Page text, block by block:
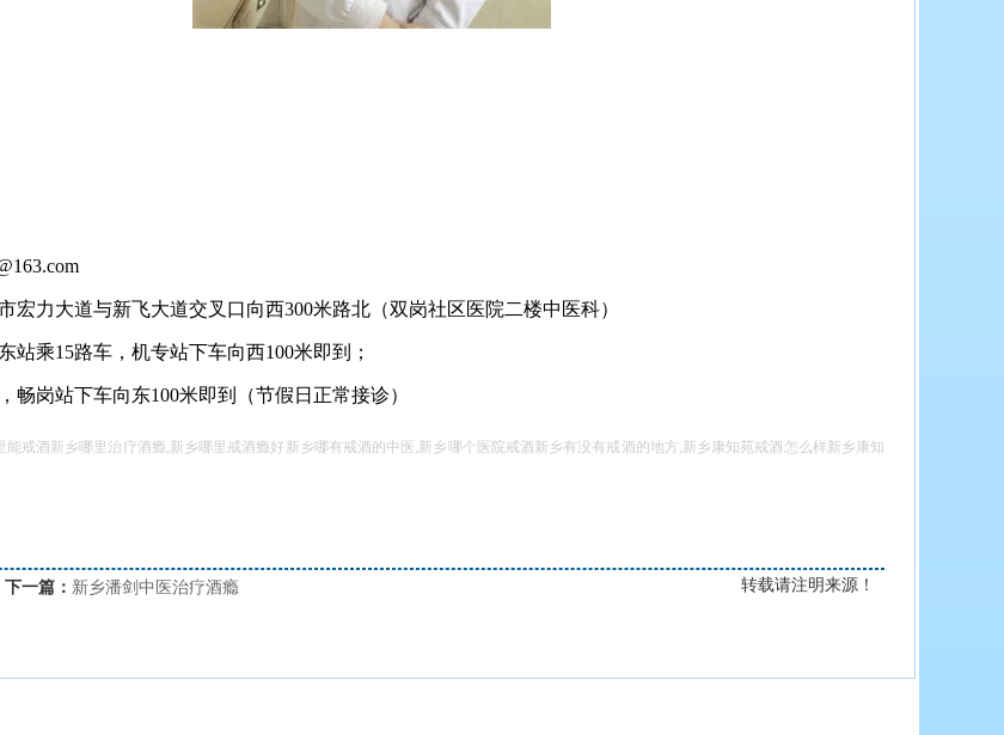
力大道与新飞大道交叉口向西300米路北（双岗社区医院二楼中医科）
站乘15路车，机专站下车向西100米即到；
畅岗站下车向东100米即到（节假日正常接诊）
能戒酒新乡哪里治疗酒瘾,新乡哪里戒酒瘾好新乡哪有戒酒的中医,新乡哪个医院戒酒新乡有没有戒酒的地方,新乡康知苑戒酒怎么样新乡康知
下一篇： 新乡潘剑中医治疗酒瘾 转载请注明来源！